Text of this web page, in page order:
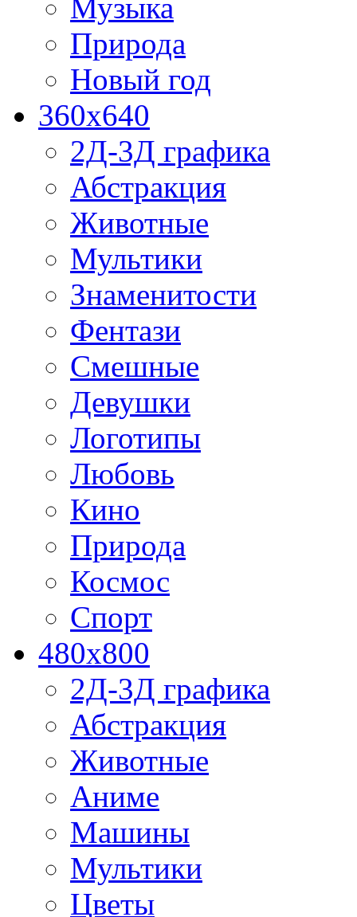
Музыка
Природа
Новый год
360x640
2Д-3Д графика
Абстракция
Животные
Мультики
Знаменитости
Фентази
Смешные
Девушки
Логотипы
Любовь
Кино
Природа
Космос
Спорт
480x800
2Д-3Д графика
Абстракция
Животные
Аниме
Машины
Мультики
Цветы